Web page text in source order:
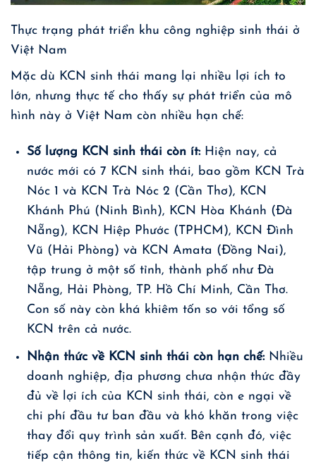
Thực trạng phát triển khu công nghiệp sinh thái ở
Việt Nam
Mặc dù KCN sinh thái mang lại nhiều lợi ích to
lớn, nhưng thực tế cho thấy sự phát triển của mô
hình này ở Việt Nam còn nhiều hạn chế:
Số lượng KCN sinh thái còn ít:Hiện nay, cả
nước mới có 7 KCN sinh thái, bao gồm KCN Trà
Nóc 1 và KCN Trà Nóc 2 (Cần Thơ), KCN
Khánh Phú (Ninh Bình), KCN Hòa Khánh (Đà
Nẵng), KCN Hiệp Phước (TPHCM), KCN Đình
Vũ (Hải Phòng) và KCN Amata (Đồng Nai),
tập trung ở một số tỉnh, thành phố như Đà
Nẵng, Hải Phòng, TP. Hồ Chí Minh, Cần Thơ.
Con số này còn khá khiêm tốn so với tổng số
KCN trên cả nước.
Nhận thức về KCN sinh thái còn hạn chế:Nhiều
doanh nghiệp, địa phương chưa nhận thức đầy
đủ về lợi ích của KCN sinh thái, còn e ngại về
chi phí đầu tư ban đầu và khó khăn trong việc
thay đổi quy trình sản xuất. Bên cạnh đó, việc
tiếp cận thông tin, kiến thức về KCN sinh thái